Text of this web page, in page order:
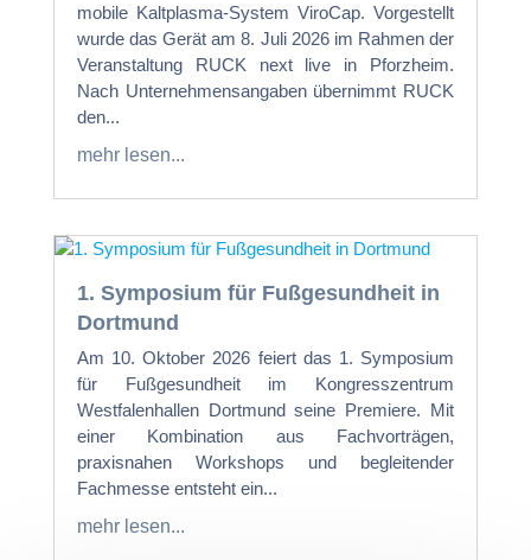
mobile Kaltplasma-System ViroCap. Vorgestellt
wurde das Gerät am 8. Juli 2026 im Rahmen der
Veranstaltung RUCK next live in Pforzheim.
Nach Unternehmensangaben übernimmt RUCK
den...
mehr lesen...
1. Symposium für Fußgesundheit in
Dortmund
Am 10. Oktober 2026 feiert das 1. Symposium
für Fußgesundheit im Kongresszentrum
Westfalenhallen Dortmund seine Premiere. Mit
einer Kombination aus Fachvorträgen,
praxisnahen Workshops und begleitender
Fachmesse entsteht ein...
mehr lesen...